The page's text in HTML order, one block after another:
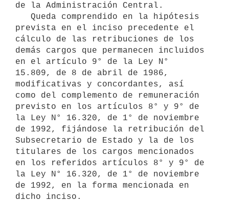
de la Administración Central.
prevista en el inciso precedente el
cálculo de las retribuciones de los
demás cargos que permanecen incluidos
en el artículo 9° de la Ley N°
15.809, de 8 de abril de 1986,
modificativas y concordantes, así
como del complemento de remuneración
previsto en los artículos 8° y 9° de
la Ley N° 16.320, de 1° de noviembre
de 1992, fijándose la retribución del
Subsecretario de Estado y la de los
titulares de los cargos mencionados
en los referidos artículos 8° y 9° de
la Ley N° 16.320, de 1° de noviembre
de 1992, en la forma mencionada en
dicho inciso.